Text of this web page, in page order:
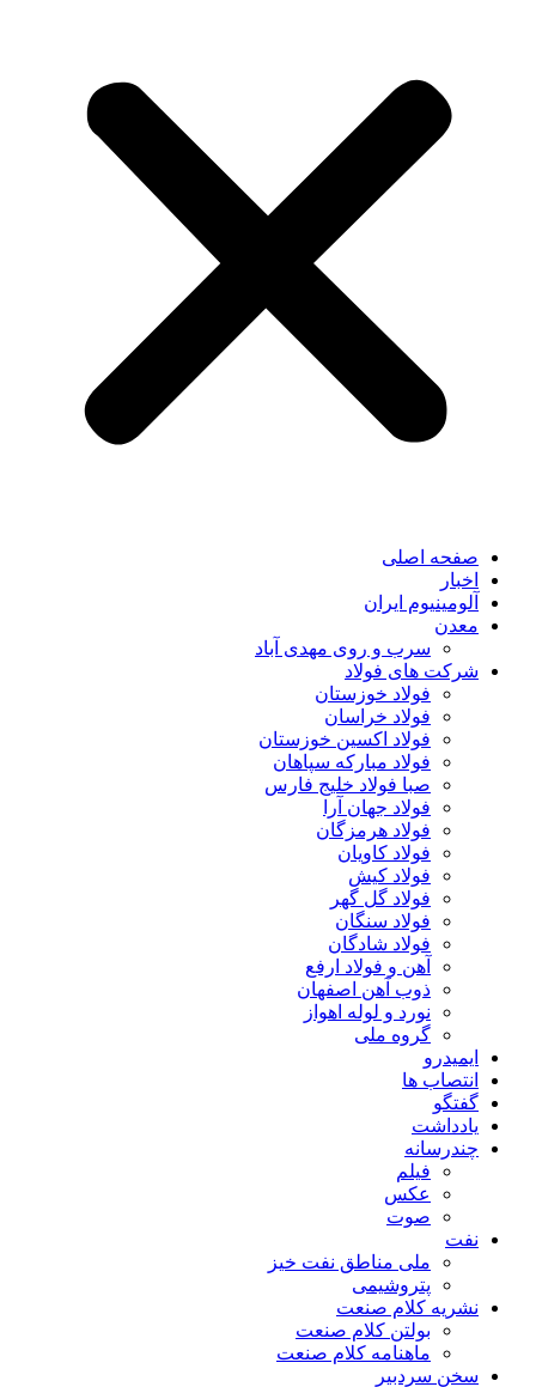
صفحه اصلی
اخبار
آلومینیوم ایران
معدن
سرب و روی مهدی آباد
شرکت های فولاد
فولاد خوزستان
فولاد خراسان
فولاد اکسین خوزستان
فولاد مبارکه سپاهان
صبا فولاد خلیج فارس
فولاد جهان آرا
فولاد هرمزگان
فولاد کاویان
فولاد کیش
فولاد گل گهر
فولاد سنگان
فولاد شادگان
آهن و فولاد ارفع
ذوب آهن اصفهان
نورد و لوله اهواز
گروه ملی
ایمیدرو
انتصاب ها
گفتگو
یادداشت
چندرسانه
فیلم
عکس
صوت
نفت
ملی مناطق نفت خیز
پتروشیمی
نشریه کلام صنعت
بولتن کلام صنعت
ماهنامه کلام صنعت
سخن سردبیر